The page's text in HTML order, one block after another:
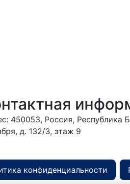
450053, Россия, Республика
д. 132/3, этаж 9
конфиденциальности